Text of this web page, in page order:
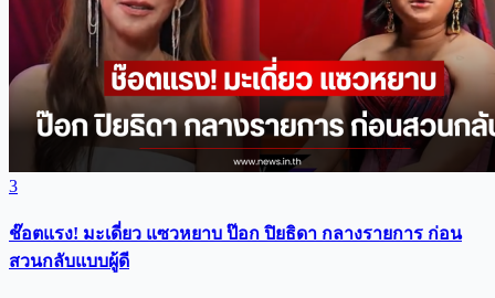
3
ช๊อตแรง! มะเดี่ยว แซวหยาบ ป๊อก ปิยธิดา กลางรายการ ก่อน
สวนกลับแบบผู้ดี